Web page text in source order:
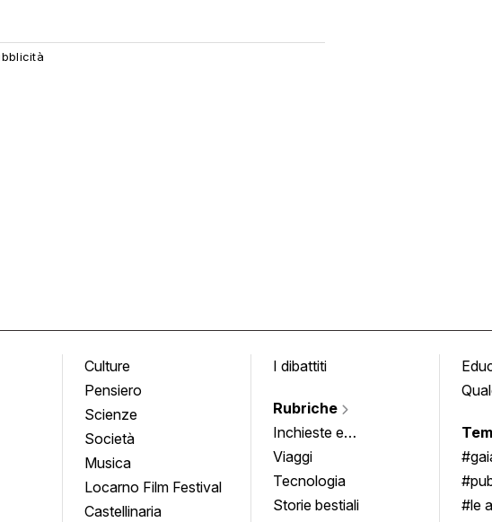
Culture
Pensiero
Scienze
Società
Musica
Locarno Film Festival
Castellinaria
I dibattiti
Rubriche
Inchieste e
approfondimenti
Viaggi
Tecnologia
Storie bestiali
#le